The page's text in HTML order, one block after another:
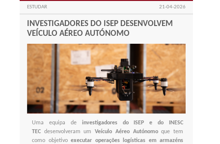
ESTUDAR 21-04-2026
INVESTIGADORES DO ISEP DESENVOLVEM
VEÍCULO AÉREO AUTÓNOMO
Uma equipa de investigadores do ISEP e do INESC
TEC desenvolveram umVeículo Aéreo Autónomoque tem
como objetivo executar operações logísticas em armazéns